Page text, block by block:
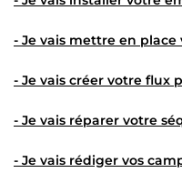
- Je vais mettre en place
- Je vais créer votre flux
- Je vais réparer votre
- Je vais rédiger vos